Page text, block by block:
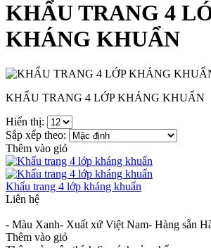
KHẨU TRANG 4
KHÁNG KHUẨN
KHẨU TRANG 4 LỚP KHÁNG KHUẨN
Hiển thị:
Sắp xếp theo:
Thêm vào giỏ
Khẩu trang 4 lớp kháng khuẩn
Liên hệ
- Màu Xanh- Xuất xứ Việt Nam- Hàng sẵn
Thêm vào giỏ